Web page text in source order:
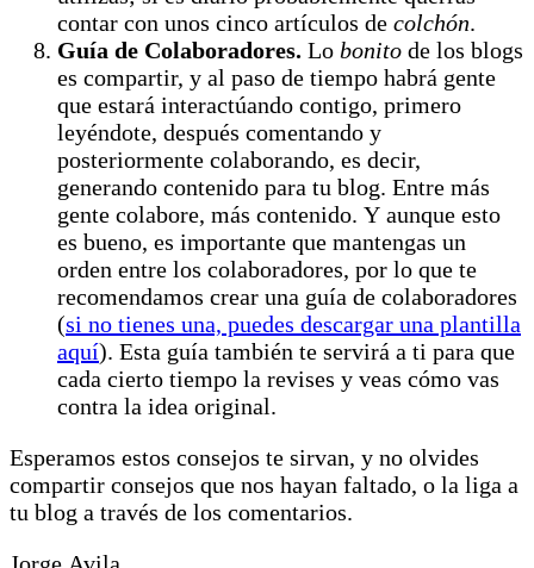
contar con unos cinco artículos de colchón.
Guía de Colaboradores. Lo bonito de los blogs
es compartir, y al paso de tiempo habrá gente
que estará interactúando contigo, primero
leyéndote, después comentando y
posteriormente colaborando, es decir,
generando contenido para tu blog. Entre más
gente colabore, más contenido. Y aunque esto
es bueno, es importante que mantengas un
orden entre los colaboradores, por lo que te
recomendamos crear una guía de colaboradores
(si no tienes una, puedes descargar una plantilla
aquí). Esta guía también te servirá a ti para que
cada cierto tiempo la revises y veas cómo vas
contra la idea original.
Esperamos estos consejos te sirvan, y no olvides
compartir consejos que nos hayan faltado, o la liga a
tu blog a través de los comentarios.